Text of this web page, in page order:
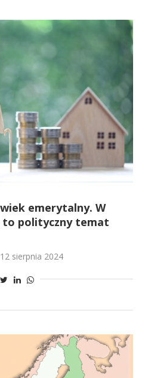
emerytalny. W
to polityczny temat
12 sierpnia 2024